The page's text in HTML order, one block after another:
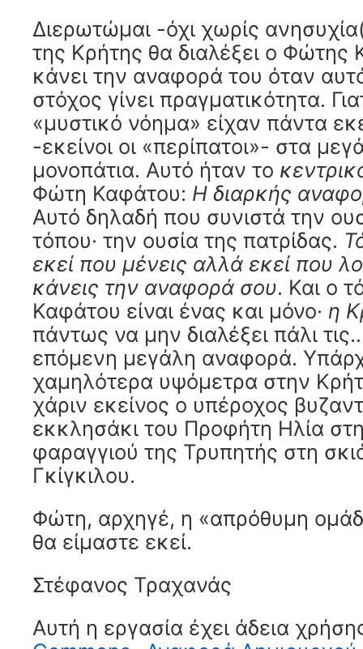
Διερωτώμαι -όχι χωρίς
της Κρήτης θα διαλέξει ο Φώτης
κάνει την αναφορά του όταν
στόχος γίνει πραγματικότητα.
«μυστικό νόημα» είχαν πάντα
-εκείνοι οι «περίπατοι»- στα
μονοπάτια. Αυτό ήταν το
Φώτη Καφάτου: Η διαρκής
Αυτό δηλαδή που συνιστά την
τόπου· την ουσία της πατρίδας.
εκεί που μένεις αλλά εκεί που
κάνεις την αναφορά σου. Και ο
Καφάτου είναι ένας και μόνο· η
πάντως να μην διαλέξει πάλι
επόμενη μεγάλη αναφορά.
χαμηλότερα υψόμετρα στην
χάριν εκείνος ο υπέροχος
εκκλησάκι του Προφήτη Ηλία
φαραγγιού της Τρυπητής στη
Γκίγκιλου.
Φώτη, αρχηγέ, η «απρόθυμη
θα είμαστε εκεί.
Στέφανος Τραχανάς
Αυτή η εργασία έχει άδεια